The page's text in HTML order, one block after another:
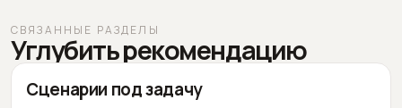
СВЯЗАННЫЕ РАЗДЕЛЫ
Углубить рекомендацию
Сценарии под задачу